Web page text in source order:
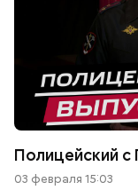
Полицейский с
03 февраля 15:03